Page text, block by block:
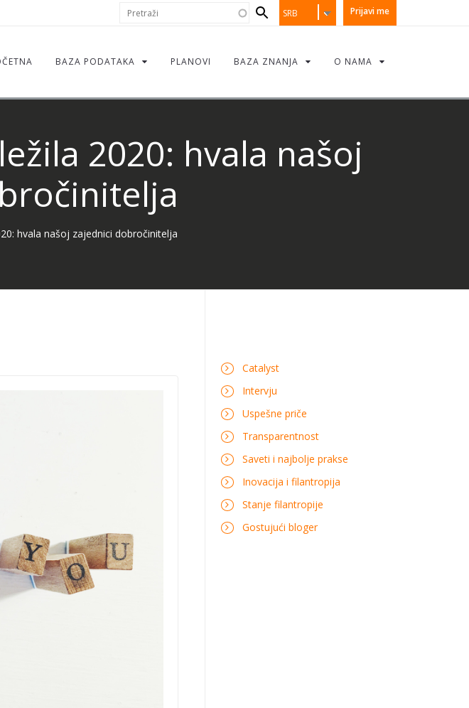
Prijavi me
SRB
Search
form
BAZA PODATAKA PLANOVI BAZA ZNANJA O NAMA
2020: hvala našoj
hvala našoj zajednici dobročinitelja
Catalyst
Intervju
Uspešne priče
Transparentnost
Saveti i najbolje prakse
Inovacija i filantropija
Stanje filantropije
Gostujući bloger